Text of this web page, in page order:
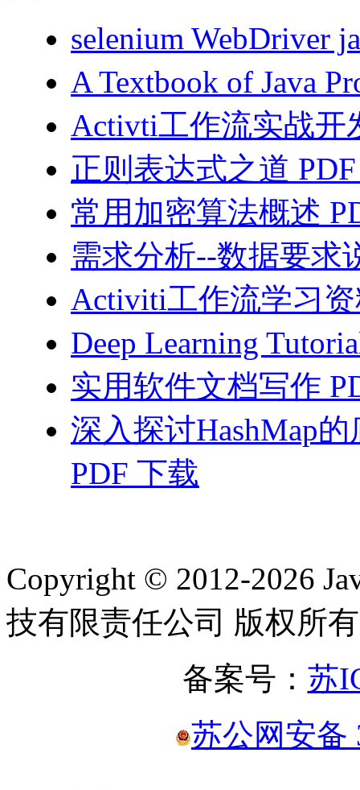
selenium WebDriver
A Textbook of Java
Activti工作流实战开
正则表达式之道
常用加密算法概述
需求分析--数据要求
Activiti工作流学习资
Deep Learning
实用软件文档写作
深入探讨HashMap
PDF 下载
Copyright © 2012-2026
技有限责任公司 版权所有
备案号： 苏
苏公网安备